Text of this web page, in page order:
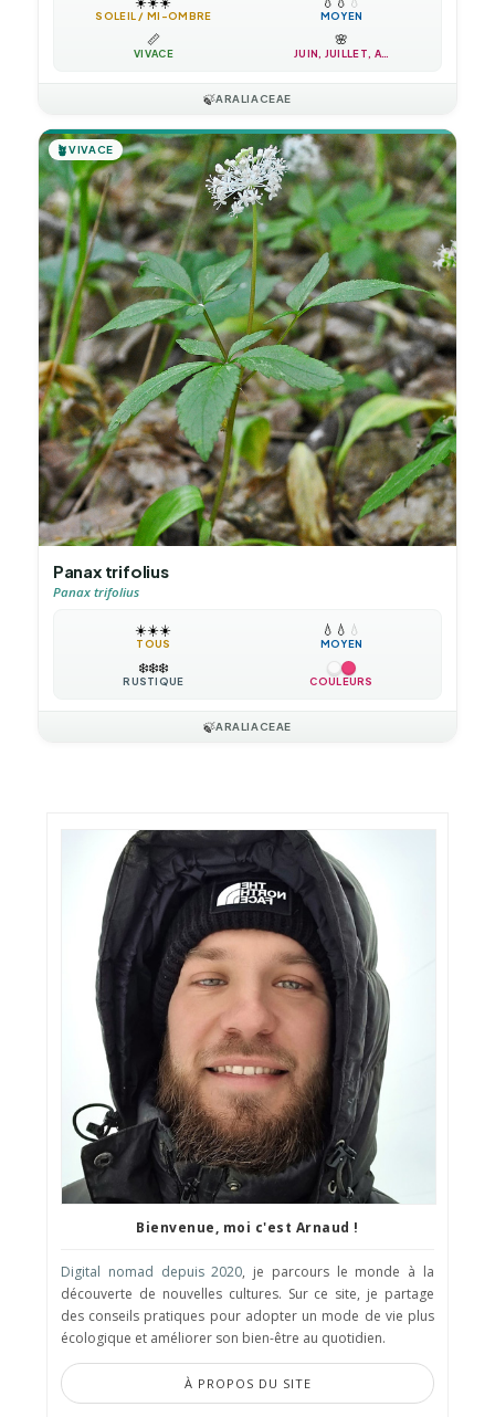
SOLEIL / MI-OMBRE MOYEN
📏
VIVACE
🌸
JUIN, JUILLET, A…
🍃ARALIACEAE
🪴VIVACE
Panax trifolius
Panax trifolius
☀️☀️☀️
TOUS
💧 💧 💧
MOYEN
❄️❄️❄️
RUSTIQUE COULEURS
🍃ARALIACEAE
Bienvenue, moi c'est Arnaud !
Digital nomad depuis 2020, je parcours le monde à la
découverte de nouvelles cultures. Sur ce site, je partage
des conseils pratiques pour adopter un mode de vie plus
écologique et améliorer son bien-être au quotidien.
À PROPOS DU SITE